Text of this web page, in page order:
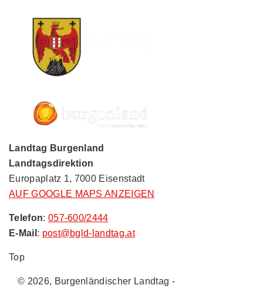
Landtag Burgenland
Landtagsdirektion
Europaplatz 1, 7000 Eisenstadt
AUF GOOGLE MAPS ANZEIGEN
Telefon: 057-600/2444
E-Mail : post@bgld-landtag.at
Top
© 2026, Burgenländischer Landtag -